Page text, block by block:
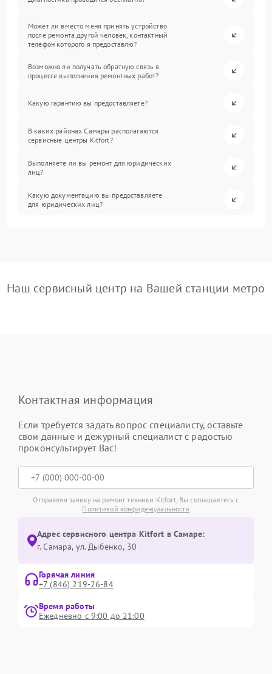
Может ли вместо меня принять устройство
после ремонта другой человек, контактный
телефон которого я предоставлю?
Возможно ли получать обратную связь в
процессе выполнения ремонтных работ?
Какую гарантию вы предоставляете?
В каких районах Самары располагаются
сервисные центры Kitfort?
Выполняете ли вы ремонт для юридических
лиц?
Какую документацию вы предоставляете
для юридических лиц?
Наш сервисный центр на Вашей станции метро
Контактная информация
Если требуется задать вопрос специалисту, оставьте
свои данные и дежурный специалист с радостью
проконсультирует Вас!
Отправляя заявку на ремонт техники Kitfort, Вы соглашаетесь с
Политикой конфиденциальности
Адрес сервисного центра Kitfort в Самаре:
г. Самара, ул. Дыбенко, 30
Горячая линия
+7 (846) 219-26-84
Время работы
Ежедневно с 9:00 до 21:00